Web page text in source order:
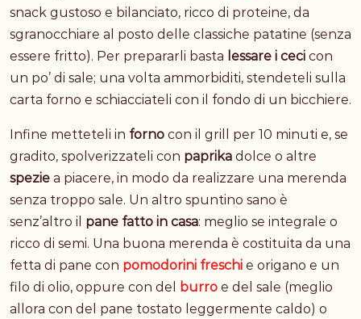
snack gustoso e bilanciato, ricco di proteine, da
sgranocchiare al posto delle classiche patatine (senza
essere fritto). Per prepararli basta lessare i ceci con
un po’ di sale; una volta ammorbiditi, stendeteli sulla
carta forno e schiacciateli con il fondo di un bicchiere.
Infine metteteli in forno con il grill per 10 minuti e, se
gradito, spolverizzateli con paprika dolce o altre
spezie a piacere, in modo da realizzare una merenda
senza troppo sale. Un altro spuntino sano è
senz’altro il pane fatto in casa: meglio se integrale o
ricco di semi. Una buona merenda è costituita da una
fetta di pane con pomodorini freschi e origano e un
filo di olio, oppure con del
burro e del sale (meglio
allora con del pane tostato leggermente caldo) o